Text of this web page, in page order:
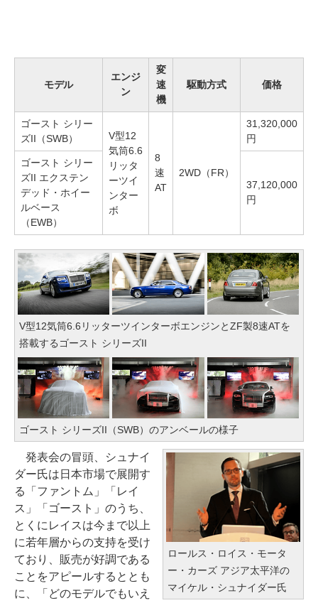
モデル
エンジ
ン
変
速
機
駆動方式 価格
ゴースト シリー
ズII（SWB）
V型12
気筒6.6
リッタ
ーツイ
ンター
ボ
8
速
AT
2WD（FR）
31,320,000
円
ゴースト シリー
ズII エクステン
デッド・ホイー
ルベース
（EWB）
37,120,000
円
V型12気筒6.6リッターツインターボエンジンとZF製8速ATを
搭載するゴースト シリーズII
ゴースト シリーズII（SWB）のアンベールの様子
ロールス・ロイス・モータ
ー・カーズ アジア太平洋の
マイケル・シュナイダー氏
発表会の冒頭、シュナイ
ダー氏は日本市場で展開す
る「ファントム」「レイ
ス」「ゴースト」のうち、
とくにレイスは今まで以上
に若年層からの支持を受け
ており、販売が好調である
ことをアピールするととも
に、「どのモデルでもいえ